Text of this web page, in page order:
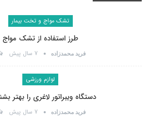
تشک مواج و تخت بیمار
طرز استفاده از تشک مواج
فرید محمدزاده 7 سال پیش
لوازم ورزشی
دستگاه ویبراتور لاغری را بهتر
فرید محمدزاده 7 سال پیش